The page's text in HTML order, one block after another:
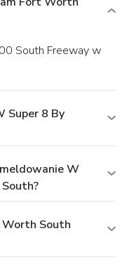
Super 8 By
W
Worth South